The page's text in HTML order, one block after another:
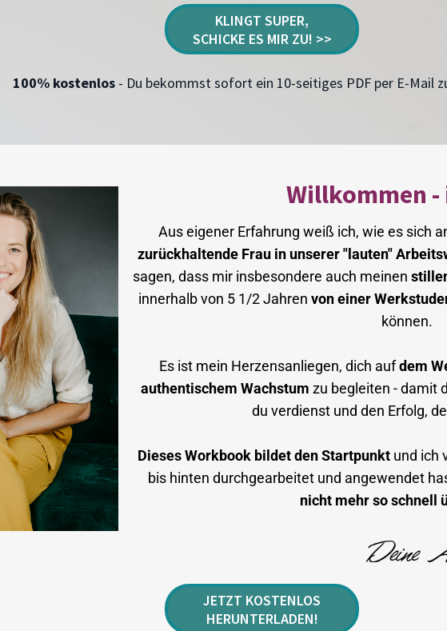
KLINGT SUPER,
SCHICKE ES MIR ZU! >>
100% kostenlos- Du bekommst sofort ein 10-seitiges PDF per E-Mail
Willkommen
Aus eigener Erfahrung weiß ich, wie es sich
zurückhaltende Frau in unserer "lauten"
sagen, dass mir insbesondere auch meinen
innerhalb von 5 1/2 Jahren von einer
können.
Es ist mein Herzensanliegen, dich aufdem
authentischem Wachstum zu begleiten - damit
du verdienst und den Erfolg,
Dieses Workbook bildet den Startpunkt und ich
bis hinten durchgearbeitet und angewendet
nicht mehr so schnell
JETZT KOSTENLOS
HERUNTERLADEN!